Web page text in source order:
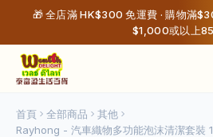
🎁 全店滿 HK$300 免運費 · 購物滿
$1,000或以上
首頁 全部商品
其他
Rayhong - 汽車織物多功能泡沫清潔套裝